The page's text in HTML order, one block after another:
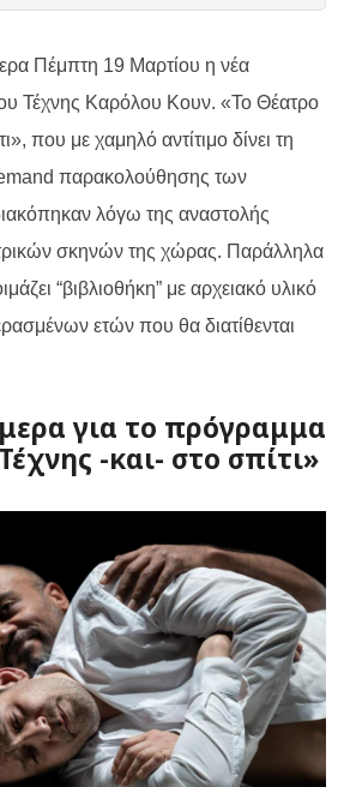
Πέμπτη 19 Μαρτίου η νέα
Τέχνης Καρόλου Κουν. «Το Θέατρο
που με χαμηλό αντίτιμο δίνει τη
παρακολούθησης των
λόγω της αναστολής
σκηνών της χώρας. Παράλληλα
“βιβλιοθήκη” με αρχειακό υλικό
ετών που θα διατίθενται
για το πρόγραμμα
-και- στο σπίτι»